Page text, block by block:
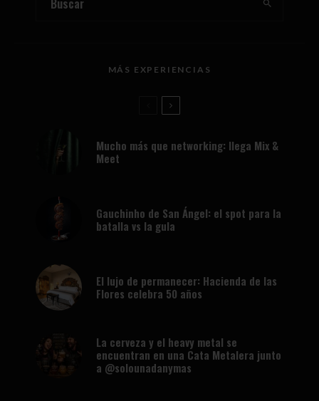
MÁS EXPERIENCIAS
Mucho más que networking: llega Mix &
Meet
Gauchinho de San Ángel: el spot para la
batalla vs la gula
El lujo de permanecer: Hacienda de las
Flores celebra 50 años
La cerveza y el heavy metal se
encuentran en una Cata Metalera junto
a @solounadanymas